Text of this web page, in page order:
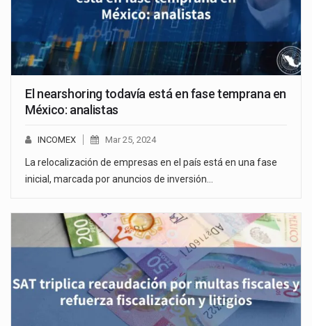
El nearshoring todavía está en fase temprana en
México: analistas
INCOMEX Mar 25, 2024
La relocalización de empresas en el país está en una fase
inicial, marcada por anuncios de inversión…